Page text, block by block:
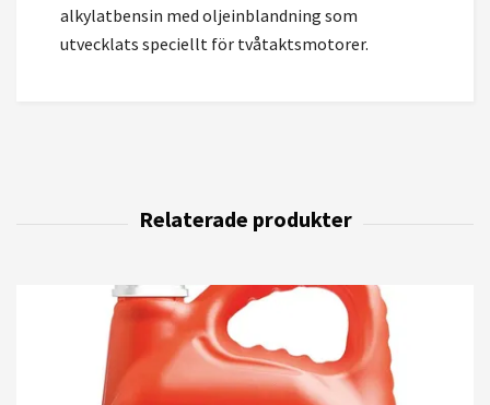
alkylatbensin med oljeinblandning som
utvecklats speciellt för tvåtaktsmotorer.